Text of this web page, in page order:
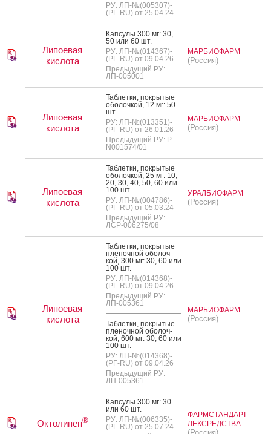
РУ: ЛП-№(005307)-
(РГ-RU) от 25.04.24
Липоевая
кислота
Кап­су­лы 300 мг: 30,
50 или 60 шт.
РУ: ЛП-№(014367)-
(РГ-RU) от 09.04.26
Предыдущий РУ:
ЛП-005001
МАРБИОФАРМ
(Россия)
Липоевая
кислота
Таб­летки, пок­ры­тые
обо­лоч­кой, 12 мг: 50
шт.
РУ: ЛП-№(013351)-
(РГ-RU) от 26.01.26
Предыдущий РУ: Р
N001574/01
МАРБИОФАРМ
(Россия)
Липоевая
кислота
Таб­летки, пок­ры­тые
обо­лоч­кой, 25 мг: 10,
20, 30, 40, 50, 60 или
100 шт.
РУ: ЛП-№(004786)-
(РГ-RU) от 05.03.24
Предыдущий РУ:
ЛСР-006275/08
УРАЛБИОФАРМ
(Россия)
Липоевая
кислота
Таб­летки, пок­ры­тые
пле­ноч­ной обо­лоч­
кой, 300 мг: 30, 60 или
100 шт.
РУ: ЛП-№(014368)-
(РГ-RU) от 09.04.26
Предыдущий РУ:
ЛП-005361
Таб­летки, пок­ры­тые
пле­ноч­ной обо­лоч­
кой, 600 мг: 30, 60 или
100 шт.
РУ: ЛП-№(014368)-
(РГ-RU) от 09.04.26
Предыдущий РУ:
ЛП-005361
МАРБИОФАРМ
(Россия)
Октолипен®
Кап­су­лы 300 мг: 30
или 60 шт.
РУ: ЛП-№(006335)-
(РГ-RU) от 25.07.24
ФАРМСТАНДАРТ-
ЛЕКСРЕДСТВА